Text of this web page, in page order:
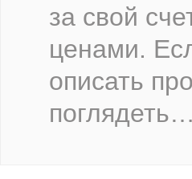
за свой
ценами.
описать